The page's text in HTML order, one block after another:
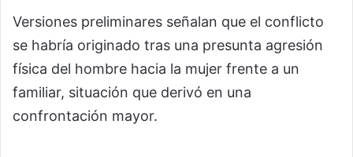
Versiones preliminares señalan que el conflicto
se habría originado tras una presunta agresión
física del hombre hacia la mujer frente a un
familiar, situación que derivó en una
confrontación mayor.